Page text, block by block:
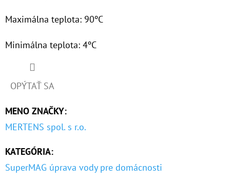
Maximálna teplota: 90ºC
Minimálna teplota: 4ºC
OPÝTAŤ SA
MENO ZNAČKY:
MERTENS spol. s r.o.
KATEGÓRIA:
SuperMAG úprava vody pre domácnosti